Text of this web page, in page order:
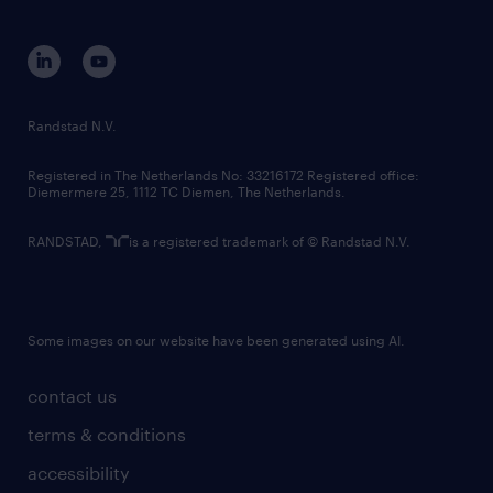
corporate governance
randstad innovation fund
country websites
contact us
terms & conditions
accessibility
Randstad N.V.
Registered in The Netherlands No: 33216172 Registered office:
Diemermere 25, 1112 TC Diemen, The Netherlands.
RANDSTAD, is a registered trademark of © Randstad N.V.
Some images on our website have been generated using AI.